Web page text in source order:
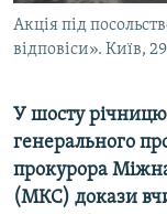
ІНФОГРАФІКА
ДОЛУЧАЙСЯ!
Усі сайти RFE/
Акція під
відповіси». Київ,
У шосту річницю
генерального
прокурора
(МКС) докази